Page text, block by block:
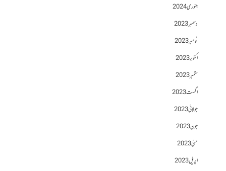
جنوری 2024
دسمبر 2023
نومبر 2023
اکتوبر 2023
ستمبر 2023
اگست 2023
جولائی 2023
جون 2023
مئی 2023
اپریل 2023